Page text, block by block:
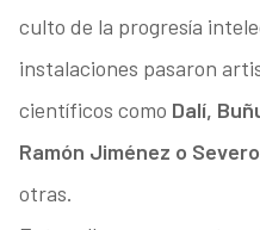
culto de la progresía
instalaciones pasaron
científicos como Dalí,
Ramón Jiménez o
otras.